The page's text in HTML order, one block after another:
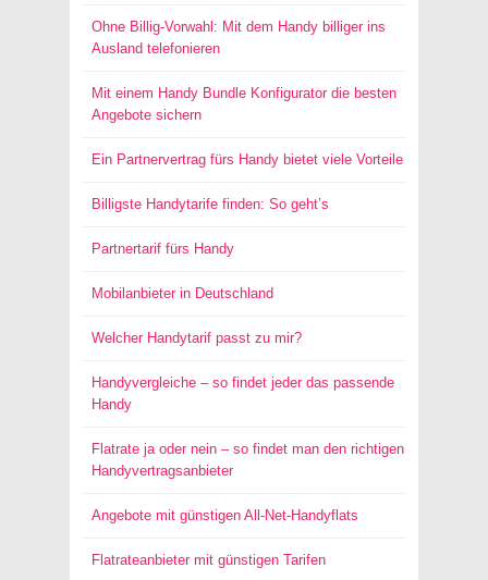
Ohne Billig-Vorwahl: Mit dem Handy billiger ins
Ausland telefonieren
Mit einem Handy Bundle Konfigurator die besten
Angebote sichern
Ein Partnervertrag fürs Handy bietet viele Vorteile
Billigste Handytarife finden: So geht’s
Partnertarif fürs Handy
Mobilanbieter in Deutschland
Welcher Handytarif passt zu mir?
Handyvergleiche – so findet jeder das passende
Handy
Flatrate ja oder nein – so findet man den richtigen
Handyvertragsanbieter
Angebote mit günstigen All-Net-Handyflats
Flatrateanbieter mit günstigen Tarifen